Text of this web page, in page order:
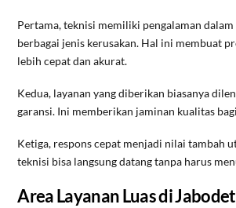
Pertama, teknisi memiliki pengalaman dalam
berbagai jenis kerusakan. Hal ini membuat
lebih cepat dan akurat.
Kedua, layanan yang diberikan biasanya
garansi. Ini memberikan jaminan kualitas
Ketiga, respons cepat menjadi nilai tambah
teknisi bisa langsung datang tanpa harus
Area Layanan Luas di